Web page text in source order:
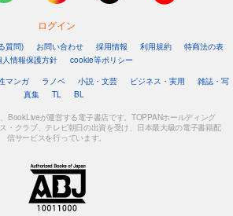
ログイン
質問) お問い合わせ 採用情報 利用規約
特商法の表
人情報保護方針
cookie等ポリシー
マンガ ラノベ 小説・文芸 ビジネス・実用
雑誌・写
真集
TL BL
BookLiveが運営する電子書店です。TOPPANホールディング
・クラブ、テレビ朝日の出資を受け、日本最大級の電子書籍配
信サービスを行っています。